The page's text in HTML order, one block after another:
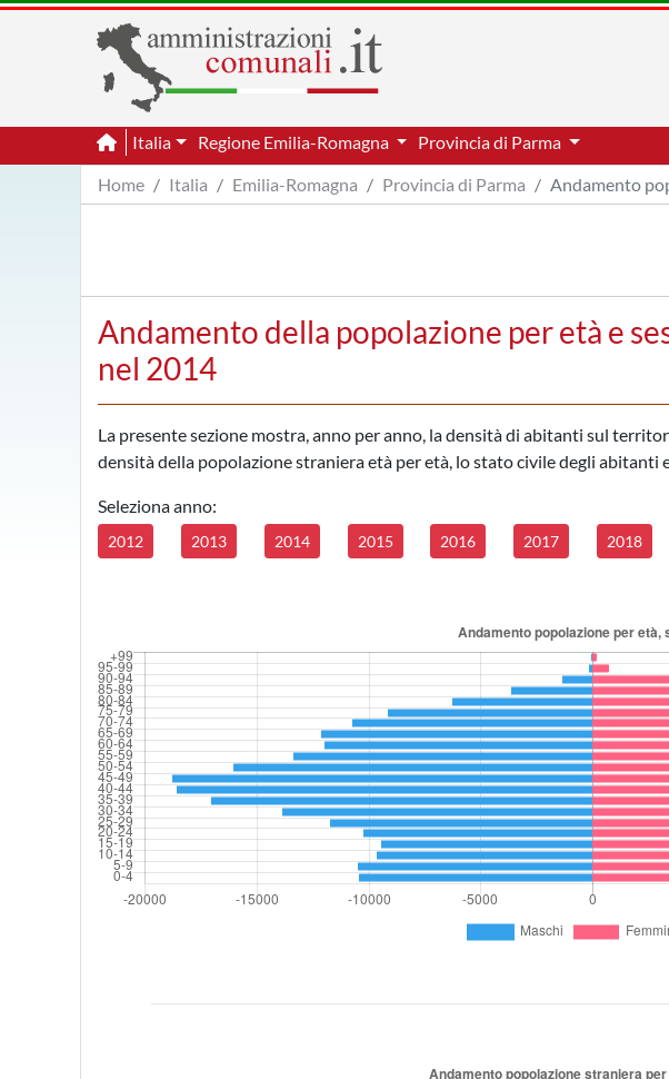
Italia Regione Emilia-Romagna
Provincia di Parma
Home
Italia Emilia-Romagna Provincia di Parma Andamento
Andamento della popolazione per età e
nel 2014
La presente sezione mostra, anno per anno, la densità di abitanti sul
densità della popolazione straniera età per età, lo stato civile degli abitanti
Seleziona anno:
2012 2013 2014 2015 2016 2017 2018